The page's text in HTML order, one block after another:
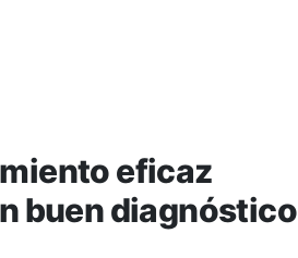
eficaz
buen diagnóstico